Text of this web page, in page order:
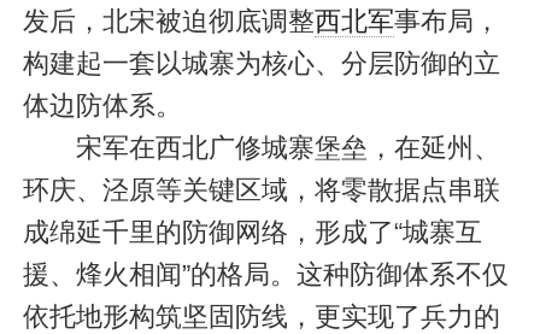
发后，北宋被迫彻底调整西北军事布局，
构建起一套以城寨为核心、分层防御的立
体边防体系。
宋军在西北广修城寨堡垒，在延州、
环庆、泾原等关键区域，将零散据点串联
成绵延千里的防御网络，形成了“城寨互
援、烽火相闻”的格局。这种防御体系不仅
依托地形构筑坚固防线，更实现了兵力的